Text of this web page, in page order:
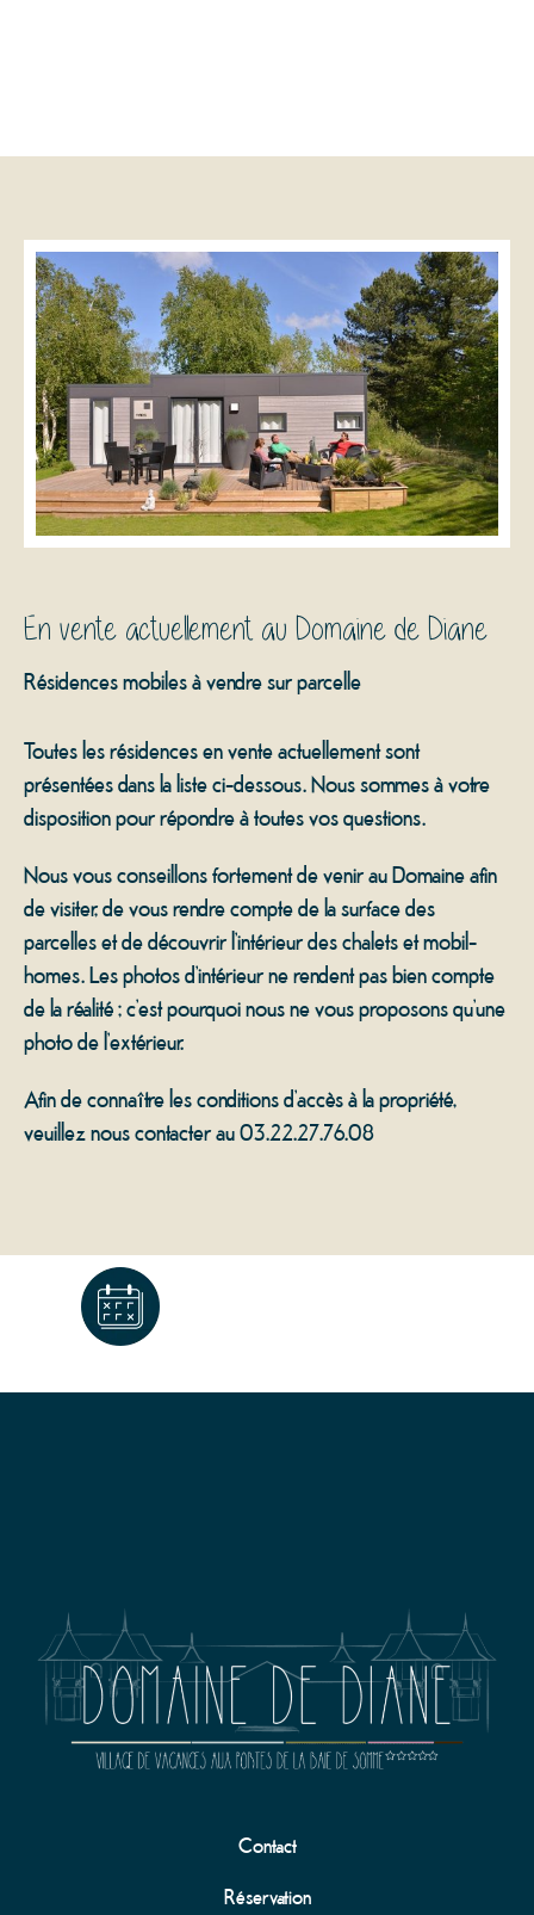
En vente actuellement au Domaine de Diane
Résidences mobiles à vendre sur parcelle
Toutes les résidences en vente actuellement sont
présentées dans la liste ci-dessous. Nous sommes à votre
disposition pour répondre à toutes vos questions.
Nous vous conseillons fortement de venir au Domaine afin
de visiter, de vous rendre compte de la surface des
parcelles et de découvrir l’intérieur des chalets et mobil-
homes. Les photos d’intérieur ne rendent pas bien compte
de la réalité ; c’est pourquoi nous ne vous proposons qu’une
photo de l’extérieur.
Afin de connaître les conditions d’accès à la propriété,
veuillez nous contacter au 03.22.27.76.08
Contact
Réservation